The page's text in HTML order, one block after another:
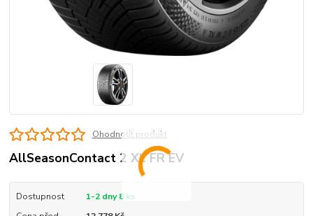
Ohodnotit produkt
AllSeasonContact 2 XL FR EV
Dostupnost
1-2 dny 8 ks